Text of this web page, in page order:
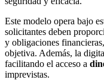
Este modelo opera bajo
solicitantes deben
y obligaciones
objetiva. Además, la
facilitando el acceso a
imprevistas.